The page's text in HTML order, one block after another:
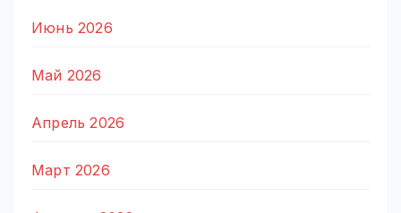
Июнь 2026
Май 2026
Апрель 2026
Март 2026